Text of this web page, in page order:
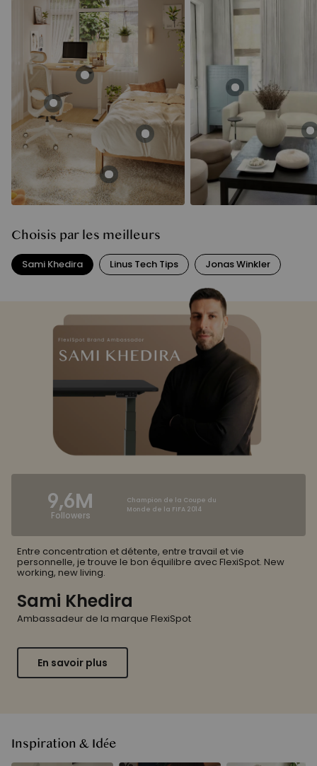
Choisis par les meilleurs
Sami Khedira Linus Tech Tips Jonas Winkler
9,6M
Followers
Champion de la Coupe du
Monde de la FIFA 2014
Entre concentration et détente, entre travail et vie
personnelle, je trouve le bon équilibre avec FlexiSpot. New
working, new living.
Sami Khedira
Ambassadeur de la marque FlexiSpot
En savoir plus
Inspiration & Idée